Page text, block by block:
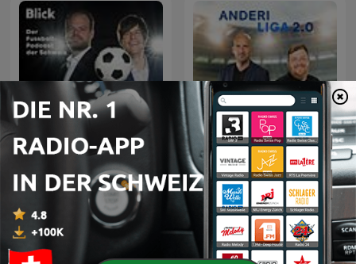
FORZA! - der
Fussballpodcast der
Schweiz
Anderi Liga 2.0